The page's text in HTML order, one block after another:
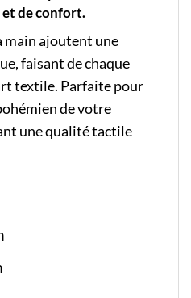
et de confort.
main ajoutent une
faisant de chaque
textile. Parfaite pour
de votre
une qualité tactile